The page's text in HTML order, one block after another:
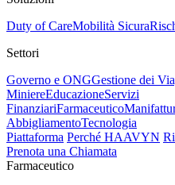
Duty of CareMobilità Sicura
Settori
Governo e ONGGestione dei
MiniereEducazioneServizi
FinanziariFarmaceutico
AbbigliamentoTecnologia
Piattaforma Perché HAAVYN
Prenota una Chiamata
Farmaceutico